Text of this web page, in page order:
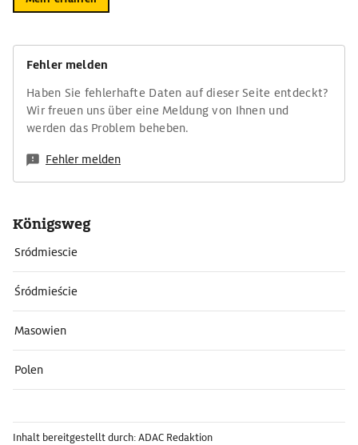
Fehler melden
Haben Sie fehlerhafte Daten auf dieser Seite entdeckt?
Wir freuen uns über eine Meldung von Ihnen und
werden das Problem beheben.
Fehler melden
Königsweg
Sródmiescie
Śródmieście
Masowien
Polen
Inhalt bereitgestellt durch: ADAC Redaktion